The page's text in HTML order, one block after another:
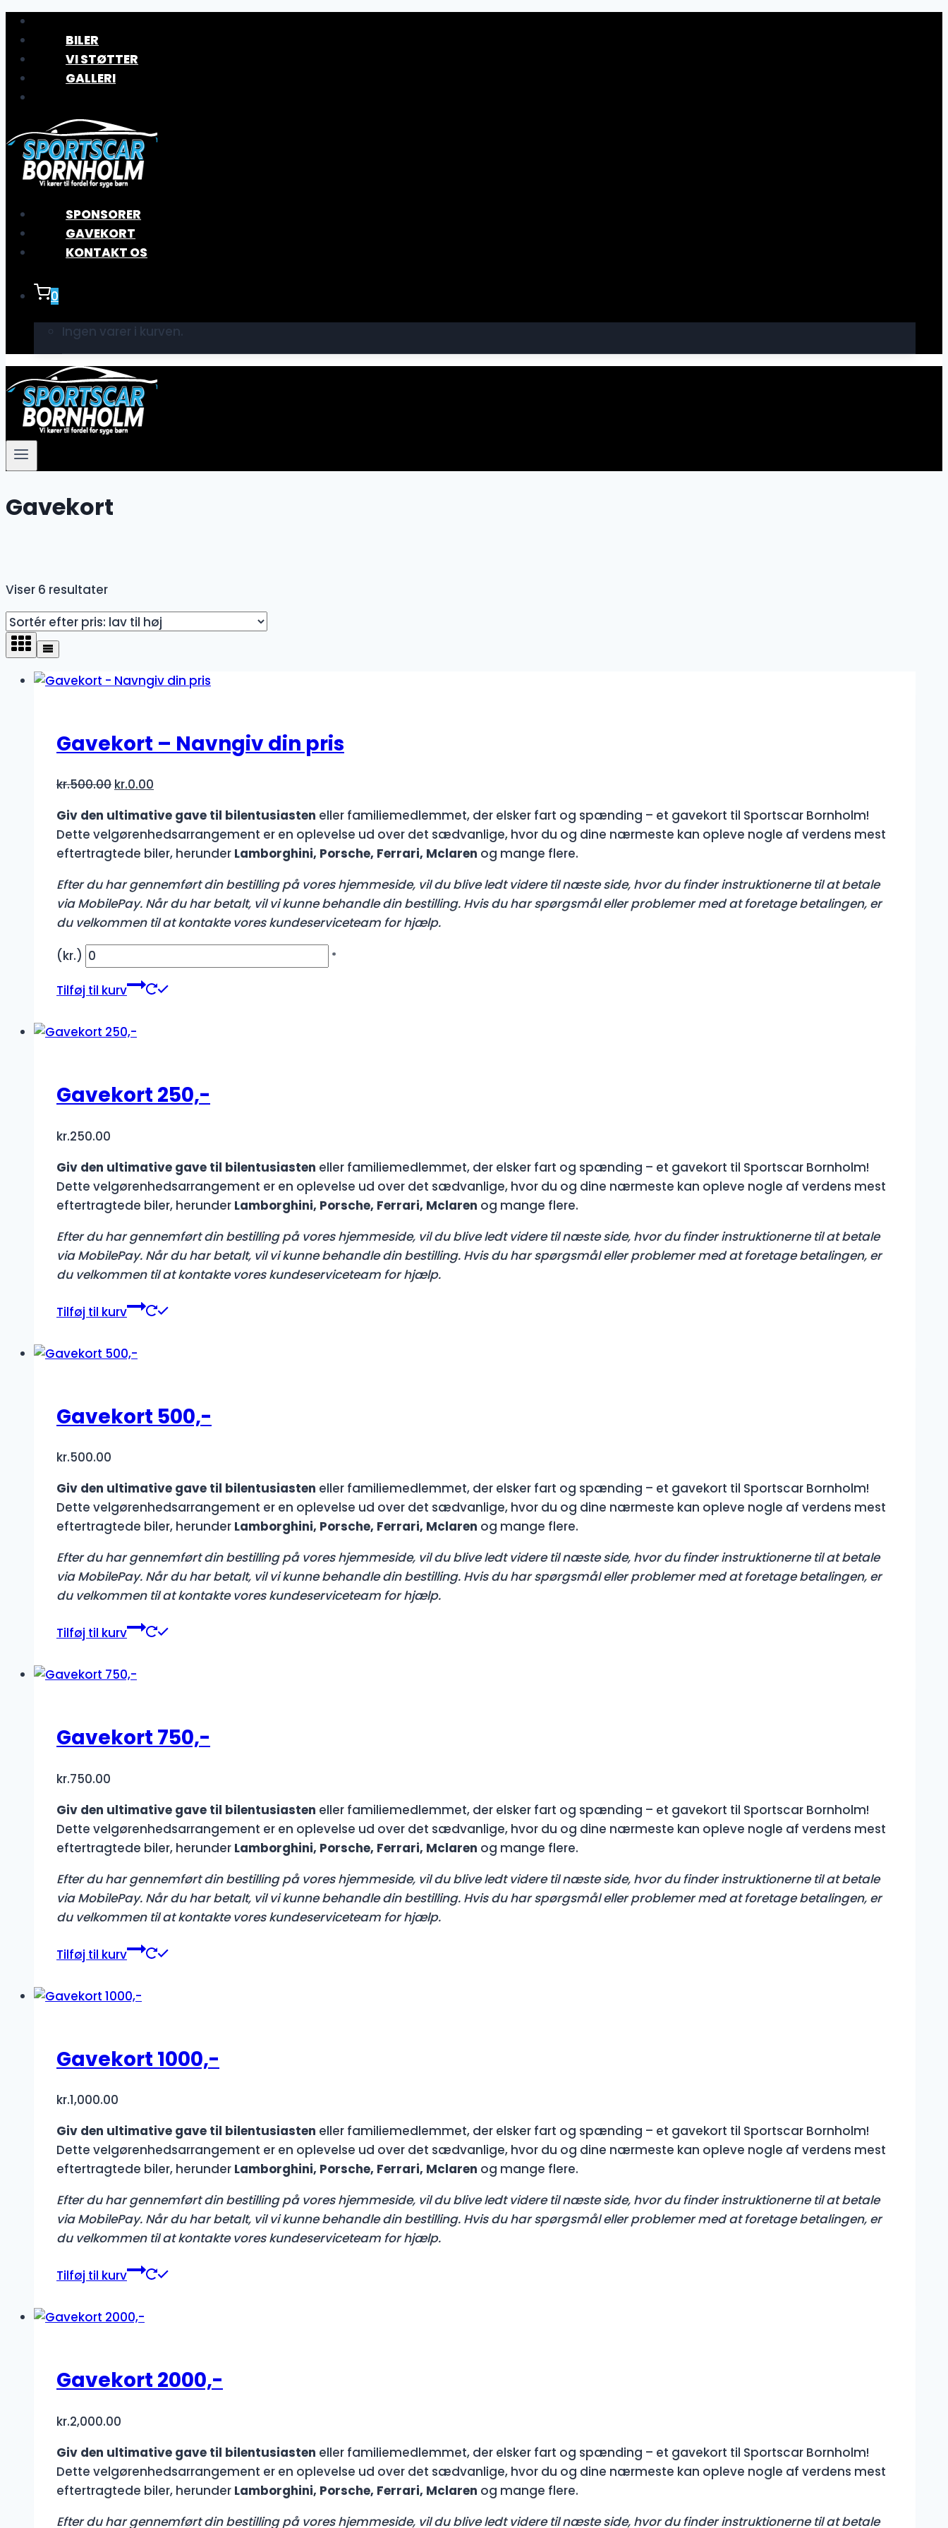
Fortsæt
indhold
BILER
VI STØTTER
GALLERI
SPONSORER
GAVEKORT
KONTAKT OS
0
Ingen varer i kurven.
Gavekort
Viser 6 resultaterSorteret
efter
pris:
høj
Gavekort – Navngiv din pris
kr.500.00 Den
pris
var:
kr.500.00.
kr.0.00
pris
er:
kr.0.00.
Giv den ultimative gave til bilentusiasten eller familiemedlemmet, der elsker fart og spænding – et gavekort til Sportscar Bornholm!
Dette velgørenhedsarrangement er en oplevelse ud over det sædvanlige, hvor du og dine nærmeste kan opleve nogle af verdens mest
eftertragtede biler, herunder Lamborghini, Porsche, Ferrari, Mclaren og mange flere.
Efter du har gennemført din bestilling på vores hjemmeside, vil du blive ledt videre til næste side, hvor du finder instruktionerne til at betale
via MobilePay. Når du har betalt, vil vi kunne behandle din bestilling. Hvis du har spørgsmål eller problemer med at foretage betalingen, er
du velkommen til at kontakte vores kundeserviceteam for hjælp.
(kr.)
*
Tilføj til kurv
Gavekort 250,-
kr.250.00
Giv den ultimative gave til bilentusiasten eller familiemedlemmet, der elsker fart og spænding – et gavekort til Sportscar Bornholm!
Dette velgørenhedsarrangement er en oplevelse ud over det sædvanlige, hvor du og dine nærmeste kan opleve nogle af verdens mest
eftertragtede biler, herunder Lamborghini, Porsche, Ferrari, Mclaren og mange flere.
Efter du har gennemført din bestilling på vores hjemmeside, vil du blive ledt videre til næste side, hvor du finder instruktionerne til at betale
via MobilePay. Når du har betalt, vil vi kunne behandle din bestilling. Hvis du har spørgsmål eller problemer med at foretage betalingen, er
du velkommen til at kontakte vores kundeserviceteam for hjælp.
Tilføj til kurv
Gavekort 500,-
kr.500.00
Giv den ultimative gave til bilentusiasten eller familiemedlemmet, der elsker fart og spænding – et gavekort til Sportscar Bornholm!
Dette velgørenhedsarrangement er en oplevelse ud over det sædvanlige, hvor du og dine nærmeste kan opleve nogle af verdens mest
eftertragtede biler, herunder Lamborghini, Porsche, Ferrari, Mclaren og mange flere.
Efter du har gennemført din bestilling på vores hjemmeside, vil du blive ledt videre til næste side, hvor du finder instruktionerne til at betale
via MobilePay. Når du har betalt, vil vi kunne behandle din bestilling. Hvis du har spørgsmål eller problemer med at foretage betalingen, er
du velkommen til at kontakte vores kundeserviceteam for hjælp.
Tilføj til kurv
Gavekort 750,-
kr.750.00
Giv den ultimative gave til bilentusiasten eller familiemedlemmet, der elsker fart og spænding – et gavekort til Sportscar Bornholm!
Dette velgørenhedsarrangement er en oplevelse ud over det sædvanlige, hvor du og dine nærmeste kan opleve nogle af verdens mest
eftertragtede biler, herunder Lamborghini, Porsche, Ferrari, Mclaren og mange flere.
Efter du har gennemført din bestilling på vores hjemmeside, vil du blive ledt videre til næste side, hvor du finder instruktionerne til at betale
via MobilePay. Når du har betalt, vil vi kunne behandle din bestilling. Hvis du har spørgsmål eller problemer med at foretage betalingen, er
du velkommen til at kontakte vores kundeserviceteam for hjælp.
Tilføj til kurv
Gavekort 1000,-
kr.1,000.00
Giv den ultimative gave til bilentusiasten eller familiemedlemmet, der elsker fart og spænding – et gavekort til Sportscar Bornholm!
Dette velgørenhedsarrangement er en oplevelse ud over det sædvanlige, hvor du og dine nærmeste kan opleve nogle af verdens mest
eftertragtede biler, herunder Lamborghini, Porsche, Ferrari, Mclaren og mange flere.
Efter du har gennemført din bestilling på vores hjemmeside, vil du blive ledt videre til næste side, hvor du finder instruktionerne til at betale
via MobilePay. Når du har betalt, vil vi kunne behandle din bestilling. Hvis du har spørgsmål eller problemer med at foretage betalingen, er
du velkommen til at kontakte vores kundeserviceteam for hjælp.
Tilføj til kurv
Gavekort 2000,-
kr.2,000.00
Giv den ultimative gave til bilentusiasten eller familiemedlemmet, der elsker fart og spænding – et gavekort til Sportscar Bornholm!
Dette velgørenhedsarrangement er en oplevelse ud over det sædvanlige, hvor du og dine nærmeste kan opleve nogle af verdens mest
eftertragtede biler, herunder Lamborghini, Porsche, Ferrari, Mclaren og mange flere.
Efter du har gennemført din bestilling på vores hjemmeside, vil du blive ledt videre til næste side, hvor du finder instruktionerne til at betale